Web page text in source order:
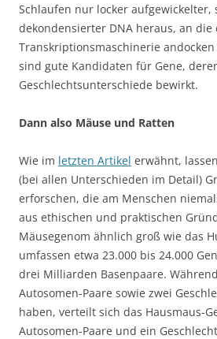
Schlaufen nur locker aufgewickelter,
dekondensierter DNA heraus, an die
Transkriptionsmaschinerie andocken
sind gute Kandidaten für Gene,
Geschlechtsunterschiede bewirkt.
Dann also Mäuse und Ratten
Wie im letzten Artikel erwähnt,
(bei allen Unterschieden im Detail)
erforschen, die am Menschen
aus ethischen und praktischen
Mäusegenom ähnlich groß wie das
umfassen etwa 23.000 bis 24.000
drei Milliarden Basenpaare.
Autosomen-Paare sowie zwei
haben, verteilt sich das Hausmaus-
Autosomen-Paare und ein